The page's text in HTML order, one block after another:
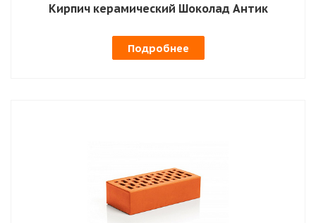
Кирпич керамический Шоколад Антик
Подробнее